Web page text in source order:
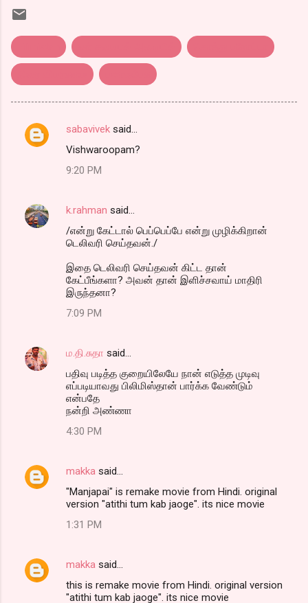
C
e
sabavivek said…
Vishwaroopam?
9:20 PM
k.rahman said…
/என்று கேட்டால் பெப்பெப்பே என்று முழிக்கிறான்
டெலிவரி செய்தவன்./
இதை டெலிவரி செய்தவன் கிட்ட தான்
கேட்பீங்களா? அவன் தான் இளிச்சவாய் மாதிரி
இருந்தனா?
7:09 PM
ம.தி.சுதா said…
பதிவு படித்த குறையிலேயே நான் எடுத்த முடிவு
எப்படியாவது பிலிமிஸ்தான் பார்க்க வேண்டும்
என்பதே
நன்றி அண்ணா
4:30 PM
makka said…
"Manjapai" is remake movie from Hindi. original
version "atithi tum kab jaoge". its nice movie
1:31 PM
makka said…
this is remake movie from Hindi. original version
"atithi tum kab jaoge". its nice movie